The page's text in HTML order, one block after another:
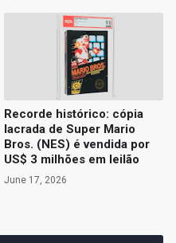
Recorde histórico: cópia
lacrada de Super Mario
Bros. (NES) é vendida por
US$ 3 milhões em leilão
June 17, 2026